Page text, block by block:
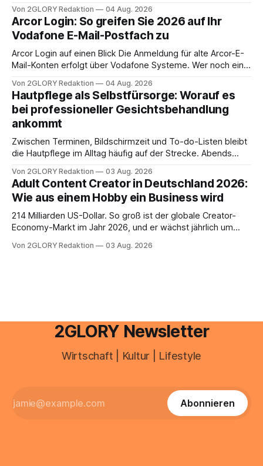
abwesenheiten und die gesamte kommunikation rund um
Ihr personal digital zu organisieren. In diesem Leitfaden
erfahren Sie alles, was Sie für einen reibungslosen Einstieg
brauchen, von der Registrierung
Von 2GLORY Redaktion 04 Aug. 2026
Arcor Login: So greifen Sie 2026 auf Ihr
Vodafone E-Mail-Postfach zu
Arcor Login auf einen Blick Die Anmeldung für alte Arcor-E-
Mail-Konten erfolgt über Vodafone Systeme. Wer noch eine
besitzt, loggt sich heute über das Vodafone E-Mail & Cloud
Portal ein. Der klassische Arcor Login über mail.
Von 2GLORY Redaktion 04 Aug. 2026
Hautpflege als Selbstfürsorge: Worauf es
bei professioneller Gesichtsbehandlung
ankommt
Zwischen Terminen, Bildschirmzeit und To-do-Listen bleibt
die Hautpflege im Alltag häufig auf der Strecke. Abends
Drogerie – mehr ist zeitlich oft nicht drin. Dabei reagiert die
Haut empfindlich auf Stress, Schlafmangel und
Umwelteinflüsse: Sie wirkt müde, spannt oder neigt zu
Unreinheiten. Professionelle
Von 2GLORY Redaktion 03 Aug. 2026
Adult Content Creator in Deutschland 2026:
Wie aus einem Hobby ein Business wird
214 Milliarden US-Dollar. So groß ist der globale Creator-
Economy-Markt im Jahr 2026, und er wächst jährlich um
ist längst ein ernstzunehmender Wirtschaftszweig. Weltweit
Von 2GLORY Redaktion 03 Aug. 2026
2GLORY Newsletter
Wirtschaft | Kultur | Lifestyle
Abonnieren